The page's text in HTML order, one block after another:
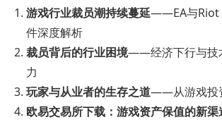
游戏行业裁员潮持续蔓延——EA与Riot
件深度解析
裁员背后的行业困境——经济下行与技
力
玩家与从业者的生存之道——从游戏投
欧易交易所下载：游戏资产保值的新渠